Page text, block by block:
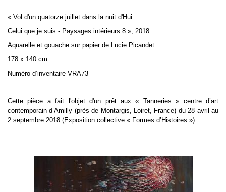
« Vol d'un quatorze juillet dans la nuit d'Hui
Celui que je suis - Paysages intérieurs 8 », 2018
Aquarelle et gouache sur papier de Lucie Picandet
178 x 140 cm
Numéro d’inventaire VRA73
Cette pièce a fait l'objet d'un prêt aux « Tanneries » centre d’art
contemporain d’Amilly (près de Montargis, Loiret, France) du 28 avril au
2 septembre 2018 (Exposition collective « Formes d’Histoires »)